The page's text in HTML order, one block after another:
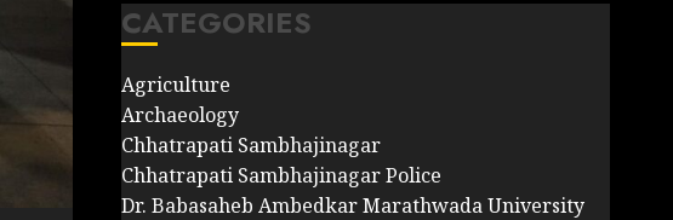
CATEGORIES
Agriculture
Archaeology
Chhatrapati Sambhajinagar
Chhatrapati Sambhajinagar Police
Dr. Babasaheb Ambedkar Marathwada University